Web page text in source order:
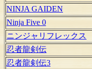
NINJA GAIDEN
Ninja Five 0
ニンジャリフレックス
忍者龍剣伝
忍者龍剣伝3